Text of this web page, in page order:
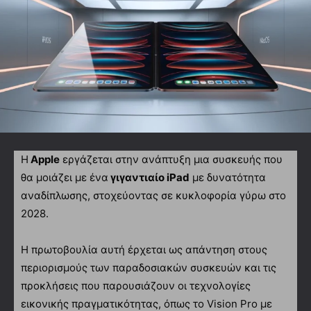
Η Apple εργάζεται στην ανάπτυξη μια συσκευής που
θα μοιάζει με ένα γιγαντιαίο iPad με δυνατότητα
αναδίπλωσης, στοχεύοντας σε κυκλοφορία γύρω στο
2028.
Η πρωτοβουλία αυτή έρχεται ως απάντηση στους
περιορισμούς των παραδοσιακών συσκευών και τις
προκλήσεις που παρουσιάζουν οι τεχνολογίες
εικονικής πραγματικότητας, όπως το Vision Pro με